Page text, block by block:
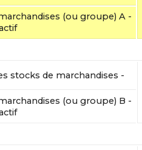
(ou groupe) A -
stocks de marchandises -
(ou groupe) B -